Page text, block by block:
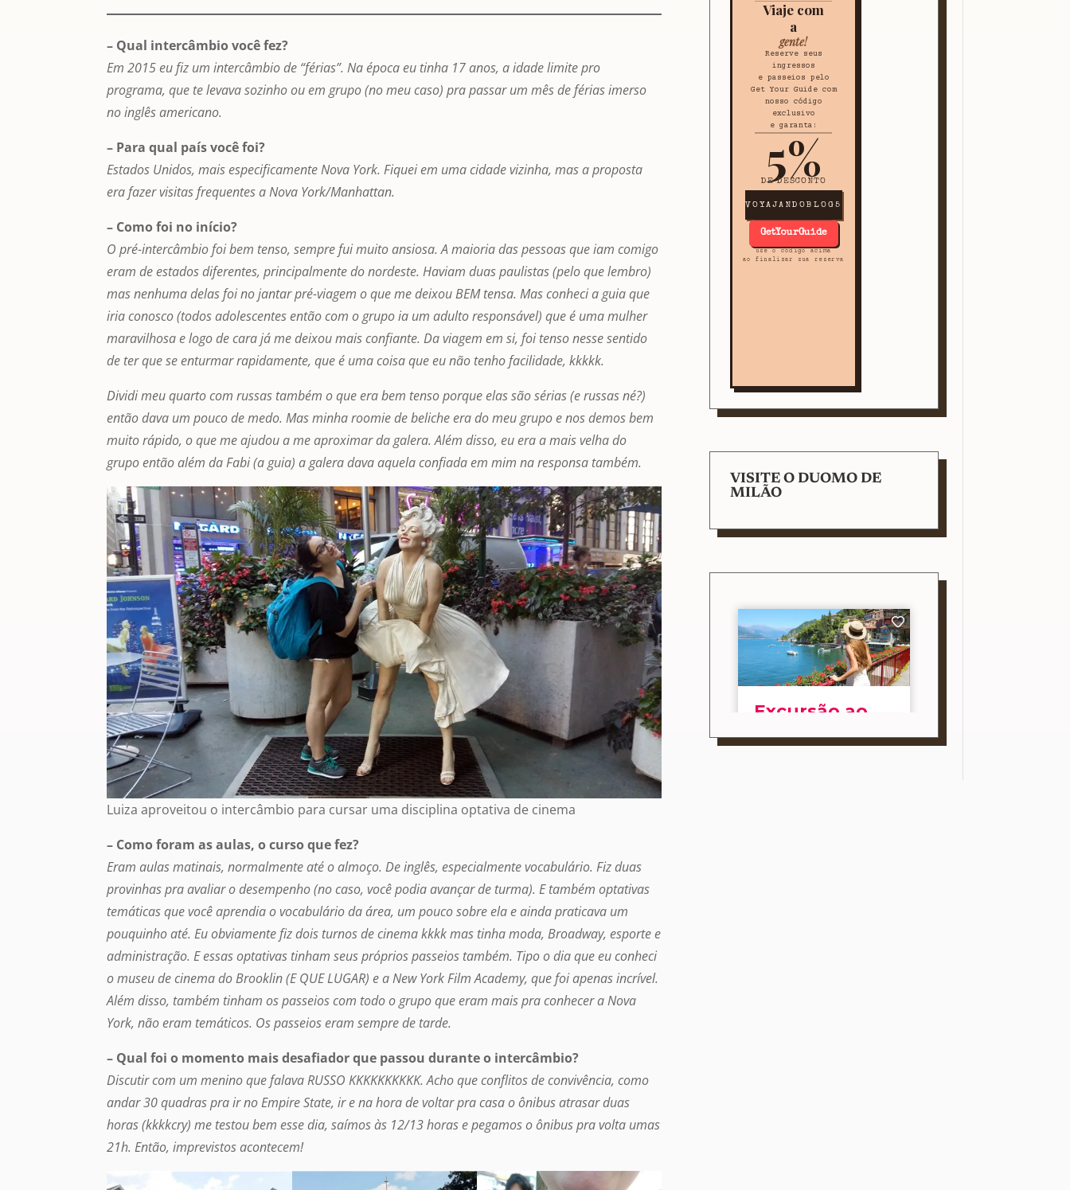
– Qual intercâmbio você fez?
Em 2015 eu fiz um intercâmbio de “férias”. Na época eu tinha 17 anos, a idade limite pro
programa, que te levava sozinho ou em grupo (no meu caso) pra passar um mês de férias imerso
no inglês americano.
– Para qual país você foi?
Estados Unidos, mais especificamente Nova York. Fiquei em uma cidade vizinha, mas a proposta
era fazer visitas frequentes a Nova York/Manhattan.
– Como foi no início?
O pré-intercâmbio foi bem tenso, sempre fui muito ansiosa. A maioria das pessoas que iam comigo
eram de estados diferentes, principalmente do nordeste. Haviam duas paulistas (pelo que lembro)
mas nenhuma delas foi no jantar pré-viagem o que me deixou BEM tensa. Mas conheci a guia que
iria conosco (todos adolescentes então com o grupo ia um adulto responsável) que é uma mulher
maravilhosa e logo de cara já me deixou mais confiante. Da viagem em si, foi tenso nesse sentido
de ter que se enturmar rapidamente, que é uma coisa que eu não tenho facilidade, kkkkk.
Dividi meu quarto com russas também o que era bem tenso porque elas são sérias (e russas né?)
então dava um pouco de medo. Mas minha roomie de beliche era do meu grupo e nos demos bem
muito rápido, o que me ajudou a me aproximar da galera. Além disso, eu era a mais velha do
grupo então além da Fabi (a guia) a galera dava aquela confiada em mim na responsa também.
Luiza aproveitou o intercâmbio para cursar uma disciplina optativa de cinema
– Como foram as aulas, o curso que fez?
Eram aulas matinais, normalmente até o almoço. De inglês, especialmente vocabulário. Fiz duas
provinhas pra avaliar o desempenho (no caso, você podia avançar de turma). E também optativas
temáticas que você aprendia o vocabulário da área, um pouco sobre ela e ainda praticava um
pouquinho até. Eu obviamente fiz dois turnos de cinema kkkk mas tinha moda, Broadway, esporte e
administração. E essas optativas tinham seus próprios passeios também. Tipo o dia que eu conheci
o museu de cinema do Brooklin (E QUE LUGAR) e a New York Film Academy, que foi apenas incrível.
Além disso, também tinham os passeios com todo o grupo que eram mais pra conhecer a Nova
York, não eram temáticos. Os passeios eram sempre de tarde.
– Qual foi o momento mais desafiador que passou durante o intercâmbio?
Discutir com um menino que falava RUSSO KKKKKKKKKK. Acho que conflitos de convivência, como
andar 30 quadras pra ir no Empire State, ir e na hora de voltar pra casa o ônibus atrasar duas
horas (kkkkcry) me testou bem esse dia, saímos às 12/13 horas e pegamos o ônibus pra volta umas
21h. Então, imprevistos acontecem!
Viaje com
a
gente!
Reserve seus
ingressos
e passeios pelo
Get Your Guide com
nosso código
exclusivo
e garanta:
5%
DE DESCONTO
VOYAJANDOBLOG5
GetYourGuide
use o código acima
ao finalizar sua reserva
VISITE O DUOMO DE
MILÃO